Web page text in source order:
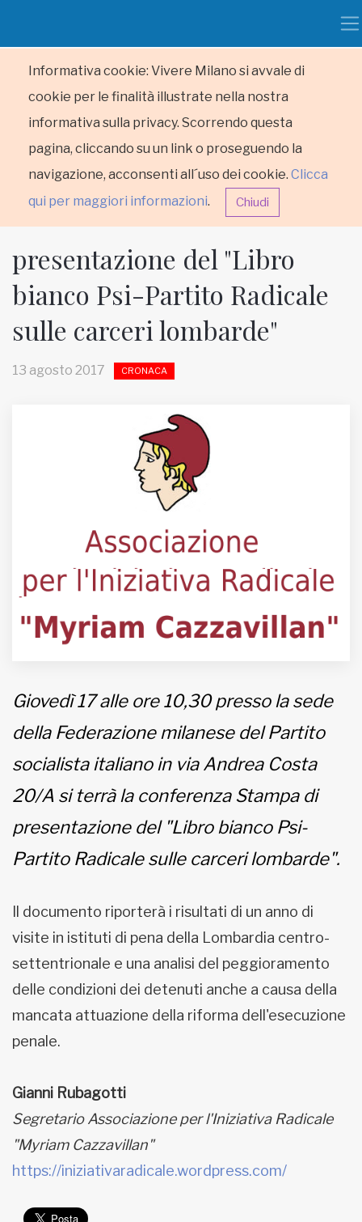
Informativa cookie: Vivere Milano si avvale di
cookie per le finalità illustrate nella nostra
informativa sulla privacy. Scorrendo questa
pagina, cliccando su un link o proseguendo la
navigazione, acconsenti all´uso dei cookie. Clicca
qui per maggiori informazioni. Chiudi
HOME
Inviateci le vostre segnalazioni
www.viveremilano.info
Bernardis
EDB edizioni - Via Brivio angolo C.
Imbonati, 89 20159 Milano (Italia)
Informativa sulla privacy
presentazione del "Libro
bianco Psi-Partito Radicale
sulle carceri lombarde"
13 agosto 2017 CRONACA
Giovedì 17 alle ore 10,30 presso la sede
della Federazione milanese del Partito
socialista italiano in via Andrea Costa
20/A si terrà la conferenza Stampa di
presentazione del "Libro bianco Psi-
Partito Radicale sulle carceri lombarde".
Il documento riporterà i risultati di un anno di
visite in istituti di pena della Lombardia centro-
settentrionale e una analisi del peggioramento
delle condizioni dei detenuti anche a causa della
mancata attuazione della riforma dell'esecuzione
penale.
Gianni Rubagotti
Segretario Associazione per l'Iniziativa Radicale
"Myriam Cazzavillan"
https://iniziativaradicale.wordpress.com/